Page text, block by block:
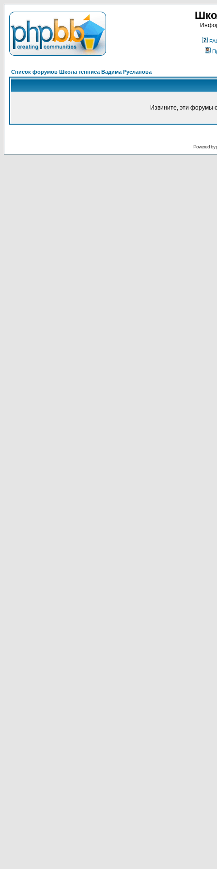
Список форумов Школа тенниса Вадима Русланова
Извините, эти форумы
Powered by